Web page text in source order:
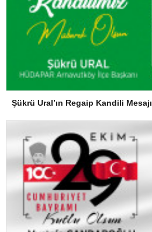
Şükrü Ural’ın Regaip Kandili Mesajı